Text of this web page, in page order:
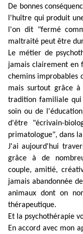
De bonnes
l'huître qui produit
l'on dit "fermé
maltraité peut être
Le métier de
jamais clairement en
chemins improbables
mais surtout grâce
tradition familiale
soin ou de
d'être "écrivain-
primatologue", dans
J'ai aujourd'hui
grâce à de
couple, amitié,
jamais abandonnée
animaux dont on
thérapeutique.
Et la psychothérapie
En accord avec mon